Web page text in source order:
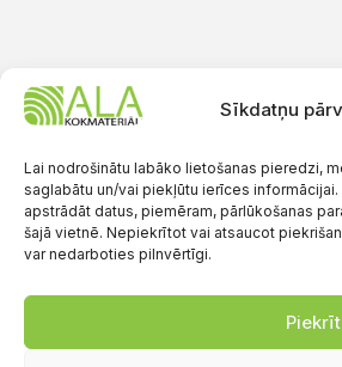
Sīkdatņu
Lai nodrošinātu labāko lietošanas pieredzi,
saglabātu un/vai piekļūtu ierīces
apstrādāt datus, piemēram, pārlūkošanas
šajā vietnē. Nepiekrītot vai atsaucot
var nedarboties pilnvērtīgi.